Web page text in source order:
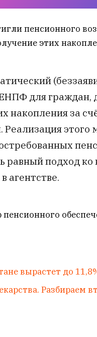
пенсионного
этих
для граждан,
накопления за
этого
равный подход ко
агентстве.
вырастет до
Разбираем